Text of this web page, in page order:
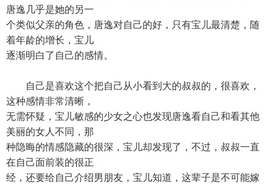
唐逸几乎是她的另一
个类似父亲的角色，唐逸对自己的好，只有宝儿最清楚，随
着年龄的增长，宝儿
逐渐明白了自己的感情。
自己是喜欢这个把自己从小看到大的叔叔的，很喜欢，
这种感情非常清晰，
无需怀疑，宝儿敏感的少女之心也发现唐逸看自己和看其他
美丽的女人不同，那
种隐晦的情感隐藏的很深，宝儿却发现了，不过，叔叔一直
在自己面前装的很正
经，还要给自己介绍男朋友，宝儿知道，这辈子是不可能嫁